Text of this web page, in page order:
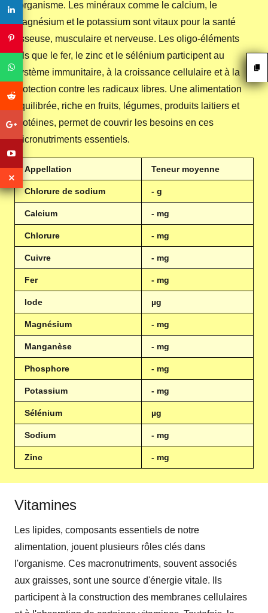
l'organisme. Les minéraux comme le calcium, le
magnésium et le potassium sont vitaux pour la santé
osseuse, musculaire et nerveuse. Les oligo-éléments
tels que le fer, le zinc et le sélénium participent au
système immunitaire, à la croissance cellulaire et à la
protection contre les radicaux libres. Une alimentation
équilibrée, riche en fruits, légumes, produits laitiers et
protéines, permet de couvrir les besoins en ces
micronutriments essentiels.
Appellation Teneur moyenne
Chlorure de sodium - g
Calcium - mg
Chlorure - mg
Cuivre - mg
Fer - mg
Iode µg
Magnésium - mg
Manganèse - mg
Phosphore - mg
Potassium - mg
Sélénium µg
Sodium - mg
Zinc - mg
Vitamines
Les lipides, composants essentiels de notre
alimentation, jouent plusieurs rôles clés dans
l'organisme. Ces macronutriments, souvent associés
aux graisses, sont une source d'énergie vitale. Ils
participent à la construction des membranes cellulaires